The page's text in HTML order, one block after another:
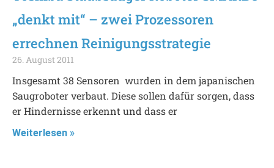
„denkt mit“ – zwei Prozessoren
errechnen Reinigungsstrategie
26. August 2011
Insgesamt 38 Sensoren wurden in dem japanischen
Saugroboter verbaut. Diese sollen dafür sorgen, dass
er Hindernisse erkennt und dass er
Weiterlesen »